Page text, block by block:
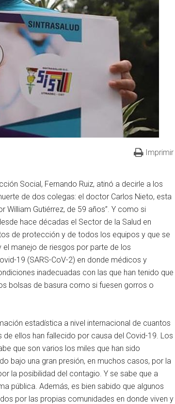
Imprimir
Social, Fernando Ruiz, atinó a decirle a los
de dos colegas: el doctor Carlos Nieto, esta
William Gutiérrez, de 59 años”. Y como si
hace décadas el Sector de la Salud en
de protección y de todos los equipos y que se
manejo de riesgos por parte de los
19 (SARS-CoV-2) en donde médicos y
inadecuadas con las que han tenido que
bolsas de basura como si fuesen gorros o
estadística a nivel internacional de cuantos
ellos han fallecido por causa del Covid-19. Los
que son varios los miles que han sido
bajo una gran presión, en muchos casos, por la
la posibilidad del contagio. Y se sabe que a
pública. Además, es bien sabido que algunos
por las propias comunidades en donde viven y